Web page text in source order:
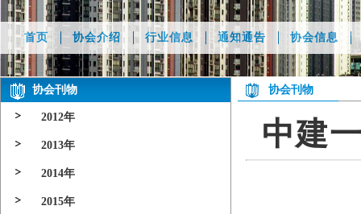
首页 协会介绍 行业信息 通知通告 协会信息
协会刊物
2012年
2013年
2014年
2015年
协会刊物
中建